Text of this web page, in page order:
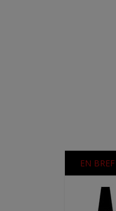
EN BREF